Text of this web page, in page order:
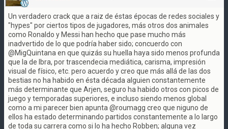
Un verdadero crack que a raiz de éstas épocas de redes sociales y
"hypes" por ciertos tipos de jugadores, más otros dos animales
como Ronaldo y Messi han hecho que pase mucho más
inadvertido de lo que podría haber sido; concuerdo con
@MigQuintana en que quizás su huella haya sido menos profunda
que la de Ibra, por trascendecia mediática, carisma, impresión
visual de físico, etc. pero acuerdo y creo que más allá de las dos
bestias no ha habido en ésta década alguien constantemente
más determinante que Arjen, seguro ha habido otros con picos de
juego y temporadas superiores, e incluso siendo menos global
como a mi parecer bien apunta @roumagg creo que niguno de
ellos ha estado determinando partidos constantemente a lo largo
de toda su carrera como si lo ha hecho Robben; alguna vez